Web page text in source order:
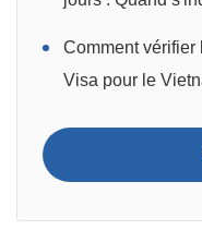
Comment vérifier
Visa pour le